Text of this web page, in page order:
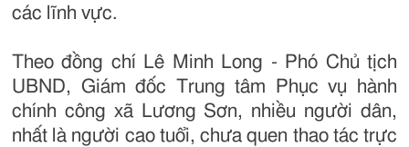
các lĩnh vực.
Theo đồng chí Lê Minh Long - Phó Chủ tịch
UBND, Giám đốc Trung tâm Phục vụ hành
chính công xã Lương Sơn, nhiều người dân,
nhất là người cao tuổi, chưa quen thao tác trực